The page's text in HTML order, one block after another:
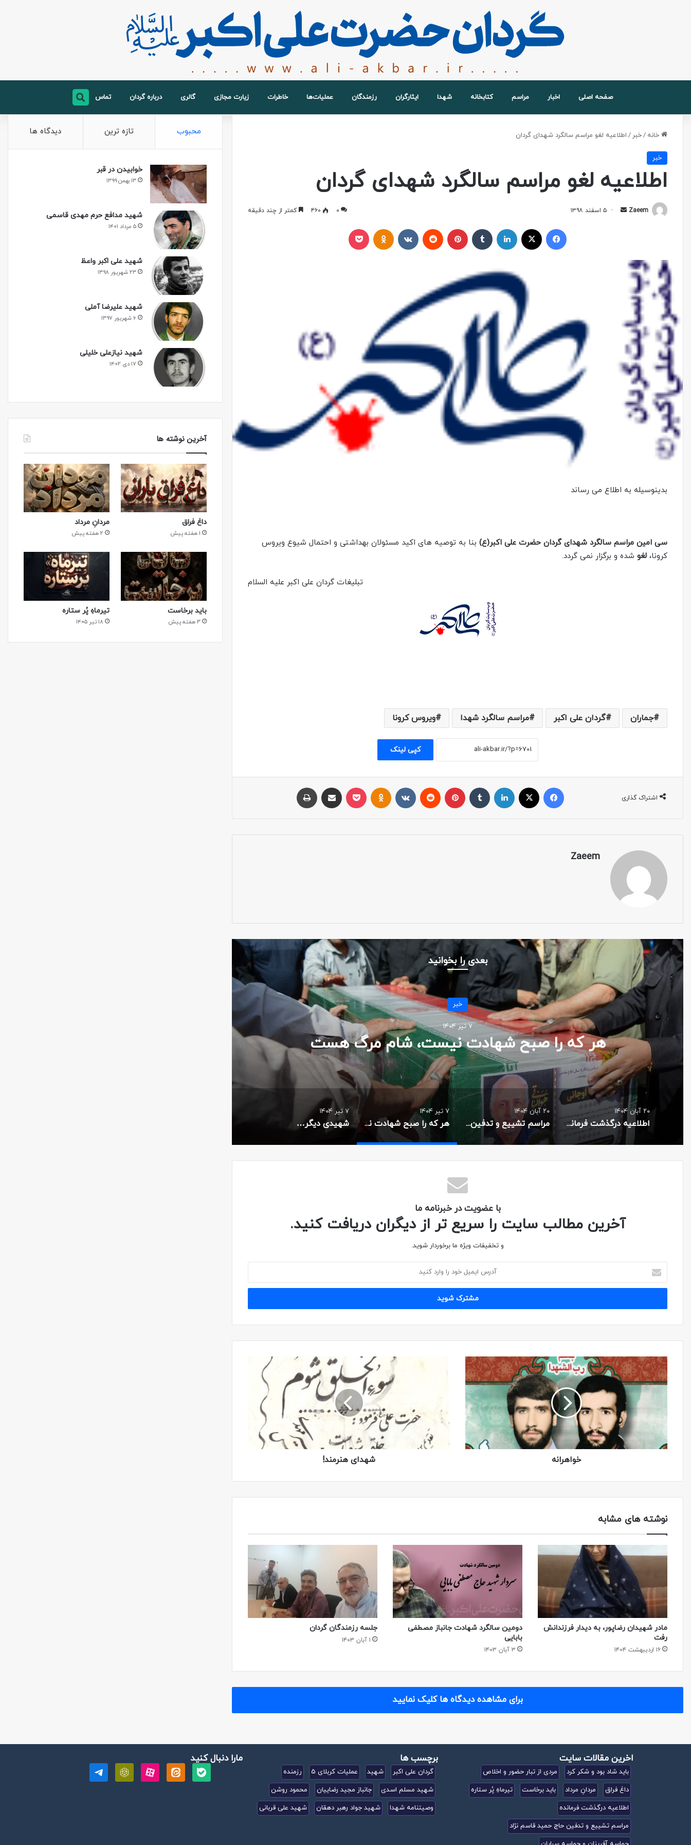
صفحه اصلی اخبار مراسم کتابخانه شهدا ایثارگران رزمندگان عملیات‌ها خاطرات زیارت مجازی گالری درباره گردان تماس
خانه /خبر / اطلاعیه لغو مراسم سالگرد شهدای گردان
خبر
اطلاعیه لغو مراسم سالگرد شهدای گردان
Zaeem ۵ اسفند ۱۳۹۸ ۰ ۴۶۰ کمتر از چند دقیقه
بدینوسیله به اطلاع می رساند
سی امین مراسم سالگرد شهدای گردان حضرت علی اکبر(ع) بنا به توصیه های اکید مسئولان بهداشتی و احتمال شیوع ویروس
کرونا، لغو شده و برگزار نمی گردد.
تبلیغات گردان علی اکبر علیه السلام
جماران گردان علی اکبر مراسم سالگرد شهدا ویروس کرونا
کپی لینک
اشتراک گذاری
Zaeem
بعدی را بخوانید
خبر
شهیدی دیگر…
۲۰ آبان ۱۴۰۴
اطلاعیه درگذشت فرمانده
۲۰ آبان ۱۴۰۴
مراسم تشییع و تدفین حاج حمید قاسم نژاد
۷ تیر ۱۴۰۴
هر که را صبح شهادت نیست، شام مرگ هست
۷ تیر ۱۴۰۴
شهیدی دیگر…
با عضویت در خبرنامه ما
آخرین مطالب سایت را سریع تر از دیگران دریافت کنید.
و تخفیفات ویژه ما برخوردار شوید.
خواهرانه شهدای هنرمند!
نوشته های مشابه
مادر شهیدان رضاپور، به دیدار فرزندانش
رفت
۱۶ اردیبهشت ۱۴۰۴
دومین سالگرد شهادت جانباز مصطفی
بابایی
۳ آبان ۱۴۰۳
جلسه رزمندگان گردان
۱ آبان ۱۴۰۳
برای مشاهده دیدگاه ها کلیک نمایید
محبوب تازه ترین دیدگاه ها
خوابیدن در قبر
۱۳ بهمن ۱۳۹۹
شهید مدافع حرم مهدی قاسمی
۵ مرداد ۱۴۰۱
شهید علی اکبر واعظ
۲۳ شهریور ۱۳۹۸
شهید علیرضا آملی
۶ شهریور ۱۳۹۷
شهید نیازعلی خلیلی
۱۷ دی ۱۴۰۲
آخرین نوشته ها
داغ فراق
1 هفته پیش
مردانِ مرداد
2 هفته پیش
باید برخاست
3 هفته پیش
تیرماهِ پُر ستاره
۱۸ تیر ۱۴۰۵
اخرین مقالات سایت
باید شاد بود و شکر کرد
مردی از تبار حضور و اخلاص
داغ فراق
مردانِ مرداد باید برخاست
تیرماهِ پُر ستاره
اطلاعیه درگذشت فرمانده
مراسم تشییع و تدفین حاج حمید قاسم نژاد
برچسب ها
گردان علی اکبر شهید عملیات کربلای 5
رزمنده
شهید مسلم اسدی
جانباز مجید رضاییان
محمود روشن
وصیتنامه شهدا
شهید جواد رهبر دهقان شهید علی قربانی
مارا دنبال کنید